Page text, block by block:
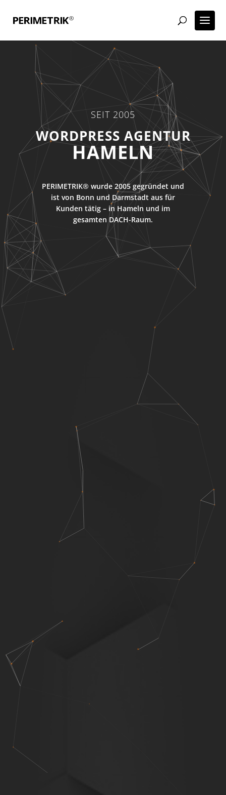
SEIT 2005
ECOMMERCE AGENTUR
HAMELN
PERIMETRIK® wurde 2005 gegründet und
ist von Bonn und Darmstadt aus für
Kunden tätig – in Hameln und im
gesamten DACH-Raum.